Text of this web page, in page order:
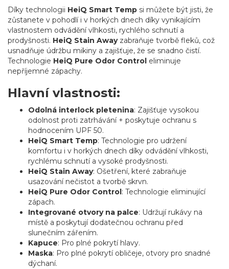
Díky technologii HeiQ Smart Temp si můžete být jisti, že
zůstanete v pohodlí i v horkých dnech díky vynikajícím
vlastnostem odvádění vlhkosti, rychlého schnutí a
prodyšnosti. HeiQ Stain Awayzabraňuje tvorbě fleků, což
usnadňuje údržbu mikiny a zajišťuje, že se snadno čistí.
Technologie HeiQ Pure Odor Control eliminuje
nepříjemné zápachy.
Hlavní vlastnosti:
Odolná interlock pletenina: Zajišťuje vysokou
odolnost proti zatrhávání + poskytuje ochranu s
hodnocením UPF 50.
HeiQ Smart Temp: Technologie pro udržení
komfortu i v horkých dnech díky odvádění vlhkosti,
rychlému schnutí a vysoké prodyšnosti.
HeiQ Stain Away: Ošetření, které zabraňuje
usazování nečistot a tvorbě skrvn.
HeiQ Pure Odor Control: Technologie eliminující
zápach.
Integrované otvory na palce: Udržují rukávy na
místě a poskytují dodatečnou ochranu před
slunečním zářením.
Kapuce: Pro plné pokrytí hlavy.
Maska: Pro plné pokrytí obličeje, otvory pro snadné
dýchaní.